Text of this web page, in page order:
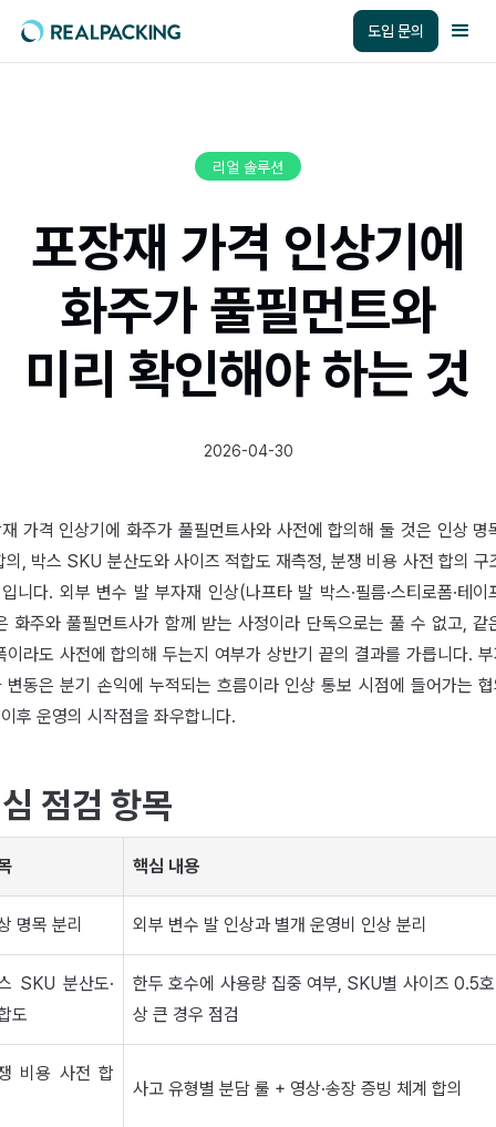
도입 문의
리얼 솔루션
포장재 가격 인상기에
화주가 풀필먼트와
미리 확인해야 하는 것
2026-04-30
가격 인상기에 화주가 풀필먼트사와 사전에 합의해 둘 것은 인상 명
의, 박스 SKU 분산도와 사이즈 적합도 재측정, 분쟁 비용 사전 합의 구
니다. 외부 변수 발 부자재 인상(나프타 발 박스·필름·스티로폼·테이
화주와 풀필먼트사가 함께 받는 사정이라 단독으로는 풀 수 없고, 같
이라도 사전에 합의해 두는지 여부가 상반기 끝의 결과를 가릅니다.
변동은 분기 손익에 누적되는 흐름이라 인상 통보 시점에 들어가는
후 운영의 시작점을 좌우합니다.
점검 항목
핵심 내용
명목 분리 외부 변수 발 인상과 별개 운영비 인상 분리
SKU 분산도·
도
한두 호수에 사용량 집중 여부, SKU별 사이즈 0.5
상 큰 경우 점검
비용 사전 합
사고 유형별 분담 룰 + 영상·송장 증빙 체계 합의